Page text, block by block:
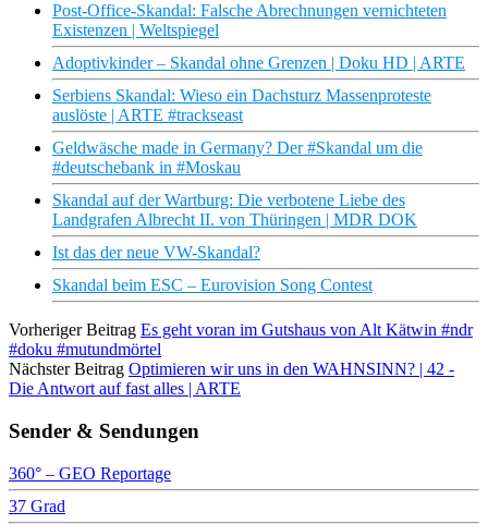
Post-Office-Skandal: Falsche Abrechnungen vernichteten
Existenzen | Weltspiegel
Adoptivkinder – Skandal ohne Grenzen | Doku HD | ARTE
Serbiens Skandal: Wieso ein Dachsturz Massenproteste
auslöste | ARTE #trackseast
Geldwäsche made in Germany? Der #Skandal um die
#deutschebank in #Moskau
Skandal auf der Wartburg: Die verbotene Liebe des
Landgrafen Albrecht II. von Thüringen | MDR DOK
Ist das der neue VW-Skandal?
Skandal beim ESC – Eurovision Song Contest
Vorheriger Beitrag Es geht voran im Gutshaus von Alt Kätwin #ndr
#doku #mutundmörtel
Nächster Beitrag Optimieren wir uns in den WAHNSINN? | 42 -
Die Antwort auf fast alles | ARTE
Sender & Sendungen
360° – GEO Reportage
37 Grad